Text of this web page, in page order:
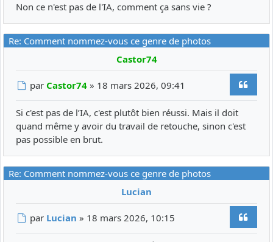
Non ce n'est pas de l'IA, comment ça sans vie ?
Re: Comment nommez-vous ce genre de photos
Castor74
Message
par Castor74 » 18 mars 2026, 09:41
Si c'est pas de l’IA, c'est plutôt bien réussi. Mais il doit
quand même y avoir du travail de retouche, sinon c'est
pas possible en brut.
Re: Comment nommez-vous ce genre de photos
Lucian
Message
par Lucian » 18 mars 2026, 10:15